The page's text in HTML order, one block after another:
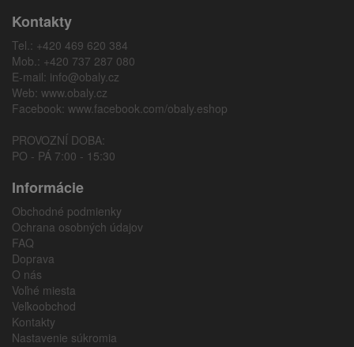
Kontakty
Tel.: +420 469 620 384
Mob.: +420 737 287 080
E-mail: info@obaly.cz
Web: www.obaly.cz
Facebook: www.facebook.com/obaly.eshop
PROVOZNÍ DOBA:
PO - PÁ 7:00 - 15:30
Informácie
Obchodné podmienky
Ochrana osobných údajov
FAQ
Doprava
O nás
Voľné miesta
Veľkoobchod
Kontakty
Nastavenie súkromia